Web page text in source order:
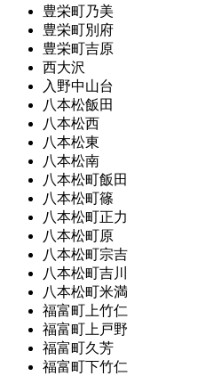
豊栄町乃美
豊栄町別府
豊栄町吉原
西大沢
入野中山台
八本松飯田
八本松西
八本松東
八本松南
八本松町飯田
八本松町篠
八本松町正力
八本松町原
八本松町宗吉
八本松町吉川
八本松町米満
福富町上竹仁
福富町上戸野
福富町久芳
福富町下竹仁